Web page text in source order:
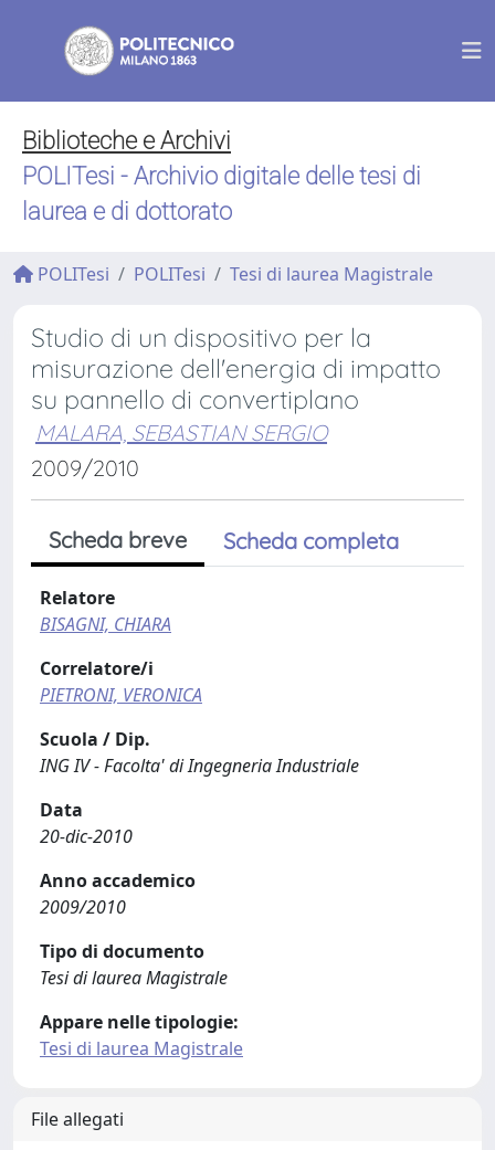
Biblioteche e Archivi
POLITesi - Archivio digitale delle tesi di
laurea e di dottorato
POLITesi POLITesi Tesi di laurea Magistrale
Studio di un dispositivo per la
misurazione dell'energia di impatto
su pannello di convertiplano
MALARA, SEBASTIAN SERGIO
2009/2010
Scheda breve Scheda completa
Relatore
BISAGNI, CHIARA
Correlatore/i
PIETRONI, VERONICA
Scuola / Dip.
ING IV - Facolta' di Ingegneria Industriale
Data
20-dic-2010
Anno accademico
2009/2010
Tipo di documento
Tesi di laurea Magistrale
Appare nelle tipologie:
Tesi di laurea Magistrale
File allegati